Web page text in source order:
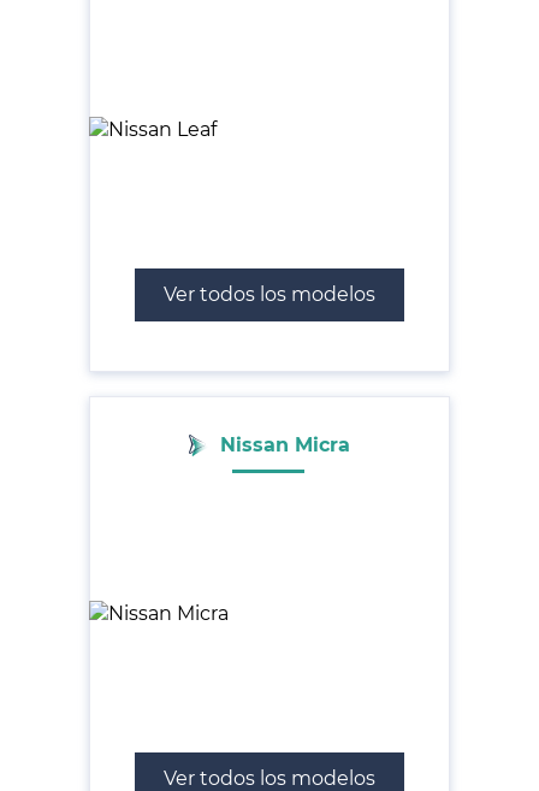
Ver todos los modelos
Nissan Micra
Ver todos los modelos